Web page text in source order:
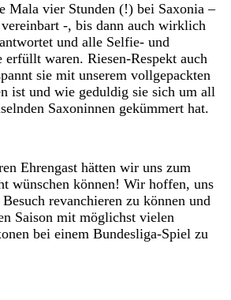
Mala vier Stunden (!) bei Saxonia –
-, bis dann auch wirklich
und alle Selfie- und
erfüllt waren. Riesen-Respekt auch
sie mit unserem vollgepackten
ist und wie geduldig sie sich um all
Saxoninnen gekümmert hat.
Ehrengast hätten wir uns zum
wünschen können! Wir hoffen, uns
revanchieren zu können und
Saison mit möglichst vielen
bei einem Bundesliga-Spiel zu